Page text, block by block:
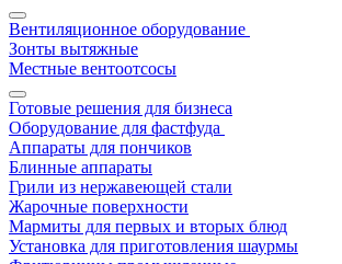
Вентиляционное оборудование
Зонты вытяжные
Местные вентоотсосы
Готовые решения для бизнеса
Оборудование для фастфуда
Аппараты для пончиков
Блинные аппараты
Грили из нержавеющей стали
Жарочные поверхности
Мармиты для первых и вторых блюд
Установка для приготовления шаурмы